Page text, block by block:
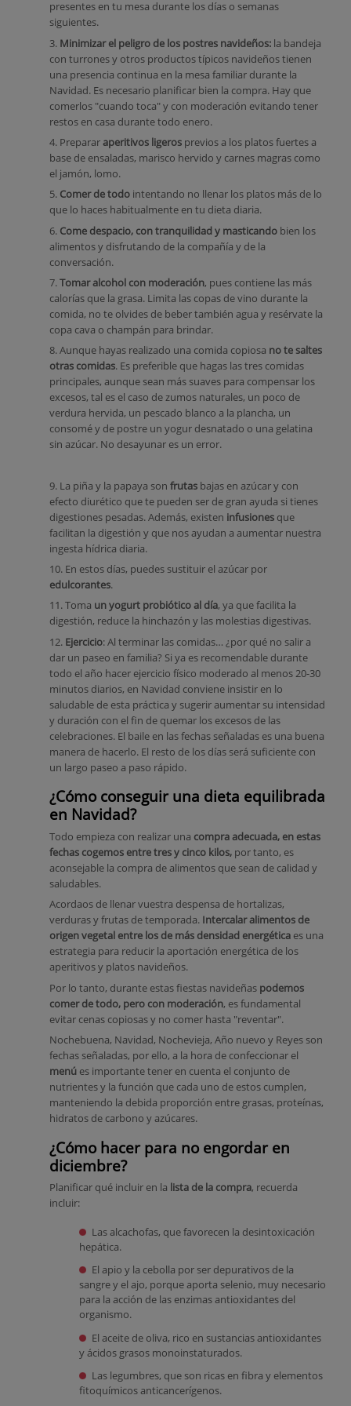
presentes en tu mesa durante los días o semanas
siguientes.
3. Minimizar el peligro de los postres navideños: la bandeja
con turrones y otros productos típicos navideños tienen
una presencia continua en la mesa familiar durante la
Navidad. Es necesario planificar bien la compra. Hay que
comerlos "cuando toca" y con moderación evitando tener
restos en casa durante todo enero.
4. Prepararaperitivos ligeros previos a los platos fuertes a
base de ensaladas, marisco hervido y carnes magras como
el jamón, lomo.
5. Comer de todo intentando no llenar los platos más de lo
que lo haces habitualmente en tu dieta diaria.
6. Come despacio, con tranquilidad y masticando bien los
alimentos y disfrutando de la compañía y de la
conversación.
7.Tomar alcohol con moderación, pues contiene las más
calorías que la grasa. Limita las copas de vino durante la
comida, no te olvides de beber también agua y resérvate la
copa cava o champán para brindar.
8. Aunque hayas realizado una comida copiosa no te saltes
otras comidas. Es preferible que hagas las tres comidas
principales, aunque sean más suaves para compensar los
excesos, tal es el caso de zumos naturales, un poco de
verdura hervida, un pescado blanco a la plancha, un
consomé y de postre un yogur desnatado o una gelatina
sin azúcar. No desayunar es un error.
9. La piña y la papaya son frutas bajas en azúcar y con
efecto diurético que te pueden ser de gran ayuda si tienes
digestiones pesadas. Además, existen infusiones que
facilitan la digestión y que nos ayudan a aumentar nuestra
ingesta hídrica diaria.
10. En estos días, puedes sustituir el azúcar por
edulcorantes.
11. Toma unyogurt probiótico al día, ya que facilita la
digestión, reduce la hinchazón y las molestias digestivas.
12. Ejercicio: Al terminar las comidas… ¿por qué no salir a
dar un paseo en familia? Si ya es recomendable durante
todo el año hacer ejercicio físico moderado al menos 20-30
minutos diarios, en Navidad conviene insistir en lo
saludable de esta práctica y sugerir aumentar su intensidad
y duración con el fin de quemar los excesos de las
celebraciones. El baile en las fechas señaladas es una buena
manera de hacerlo. El resto de los días será suficiente con
un largo paseo a paso rápido.
¿Cómo conseguir una dieta equilibrada
en Navidad?
Todo empieza con realizar una compra adecuada, en estas
fechas cogemos entre tres y cinco kilos, por tanto, es
aconsejable la compra de alimentos que sean de calidad y
saludables.
Acordaos de llenar vuestra despensa de hortalizas,
verduras y frutas de temporada. Intercalar alimentos de
origen vegetal entre los de más densidad energética es una
estrategia para reducir la aportación energética de los
aperitivos y platos navideños.
Por lo tanto, durante estas fiestas navideñas podemos
comer de todo, pero con moderación, es fundamental
evitar cenas copiosas y no comer hasta "reventar".
Nochebuena, Navidad, Nochevieja, Año nuevo y Reyes son
fechas señaladas, por ello, a la hora de confeccionar el
menú es importante tener en cuenta el conjunto de
nutrientes y la función que cada uno de estos cumplen,
manteniendo la debida proporción entre grasas, proteínas,
hidratos de carbono y azúcares.
¿Cómo hacer para no engordar en
diciembre?
Planificar qué incluir en la lista de la compra, recuerda
incluir:
Las alcachofas, que favorecen la desintoxicación
hepática.
El apio y la cebolla por ser depurativos de la
sangre y el ajo, porque aporta selenio, muy necesario
para la acción de las enzimas antioxidantes del
organismo.
El aceite de oliva, rico en sustancias antioxidantes
y ácidos grasos monoinstaturados.
Las legumbres, que son ricas en fibra y elementos
fitoquímicos anticancerígenos.